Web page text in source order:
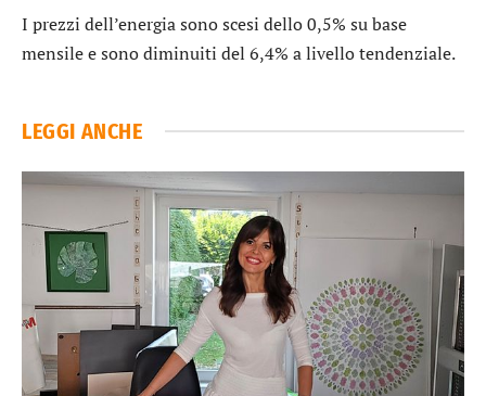
I prezzi dell’energia sono scesi dello 0,5% su base
mensile e sono diminuiti del 6,4% a livello tendenziale.
LEGGI ANCHE